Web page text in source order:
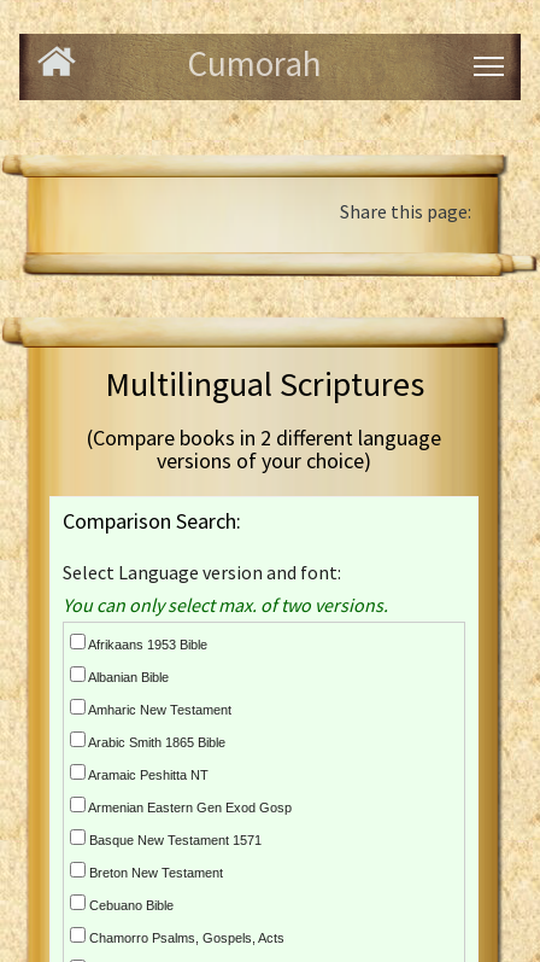
Cumorah
Share this page:
Multilingual Scriptures
(Compare books in 2 different language
versions of your choice)
Comparison Search:
Select Language version and font:
You can only select max. of two versions.
Afrikaans 1953 Bible
Albanian Bible
Amharic New Testament
Arabic Smith 1865 Bible
Aramaic Peshitta NT
Armenian Eastern Gen Exod Gosp
Basque New Testament 1571
Breton New Testament
Cebuano Bible
Chamorro Psalms, Gospels, Acts